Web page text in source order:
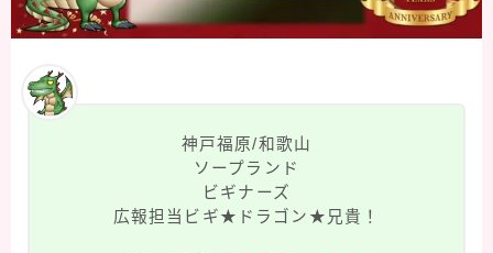
神戸福原/和歌山
ソープランド
ビギナーズ
広報担当ビギ★ドラゴン★兄貴！